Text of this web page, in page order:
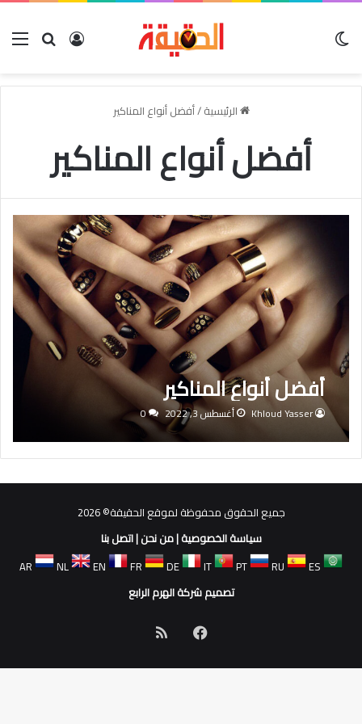
بحث عنتسجيل
الرئيسية/أفضل أنواع المناكير
أفضل أنواع المناكير
أفضل أنواع المناكير
Khloud Yasser أغسطس 3, 2022 0
جميع الحقوق محفوظة لموقع الحقيقة© 2026
سياسة الخصوصية|من نحن|اتصل بنا
AR
NL EN FR DE IT PT RU
ES
تصميم شركة الهرم الرابع
فيسبوك
الموقع